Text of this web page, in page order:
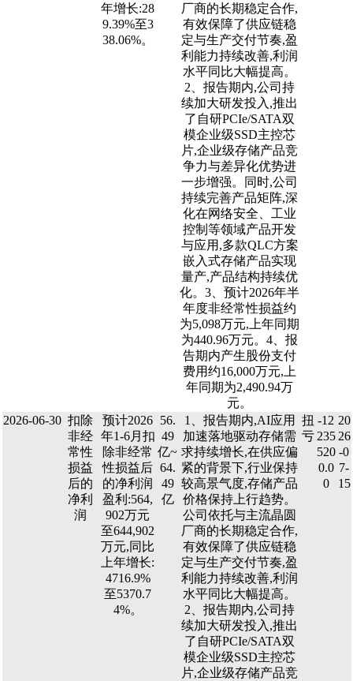
年增长:28
9.39%至3
38.06%。
厂商的长期稳定合作,
有效保障了供应链稳
定与生产交付节奏,盈
利能力持续改善,利润
水平同比大幅提高。
2、报告期内,公司持
续加大研发投入,推出
了自研PCIe/SATA双
模企业级SSD主控芯
片,企业级存储产品竞
争力与差异化优势进
一步增强。同时,公司
持续完善产品矩阵,深
化在网络安全、工业
控制等领域产品开发
与应用,多款QLC方案
嵌入式存储产品实现
量产,产品结构持续优
化。3、预计2026年半
年度非经常性损益约
为5,098万元,上年同期
为440.96万元。4、报
告期内产生股份支付
费用约16,000万元,上
年同期为2,490.94万
元。
2026-06-30 扣除
非经
常性
损益
后的
净利
润
预计2026
年1-6月扣
除非经常
性损益后
的净利润
盈利:564,
902万元
至644,902
万元,同比
上年增长:
4716.9%
至5370.7
4%。
56.
49
亿~
64.
49
亿
1、报告期内,AI应用
加速落地驱动存储需
求持续增长,在供应偏
紧的背景下,行业保持
较高景气度,存储产品
价格保持上行趋势。
公司依托与主流晶圆
厂商的长期稳定合作,
有效保障了供应链稳
定与生产交付节奏,盈
利能力持续改善,利润
水平同比大幅提高。
2、报告期内,公司持
续加大研发投入,推出
了自研PCIe/SATA双
模企业级SSD主控芯
片,企业级存储产品竞
扭
亏
-12
235
520
0.0
0
20
26
-0
7-
15